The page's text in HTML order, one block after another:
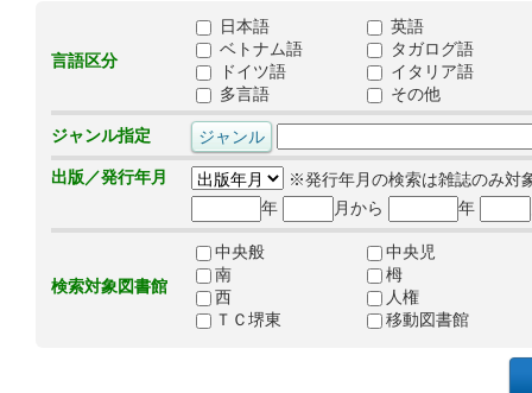
言語区分
日本語
英語
ベトナム語
タガログ語
ドイツ語
イタリア語
多言語
その他
ジャンル指定
出版／発行年月
※発行年月の検索は雑誌のみ対
年
月から 年
検索対象図書館
中央般
中央児
南
栂
西
人権
ＴＣ堺東
移動図書館